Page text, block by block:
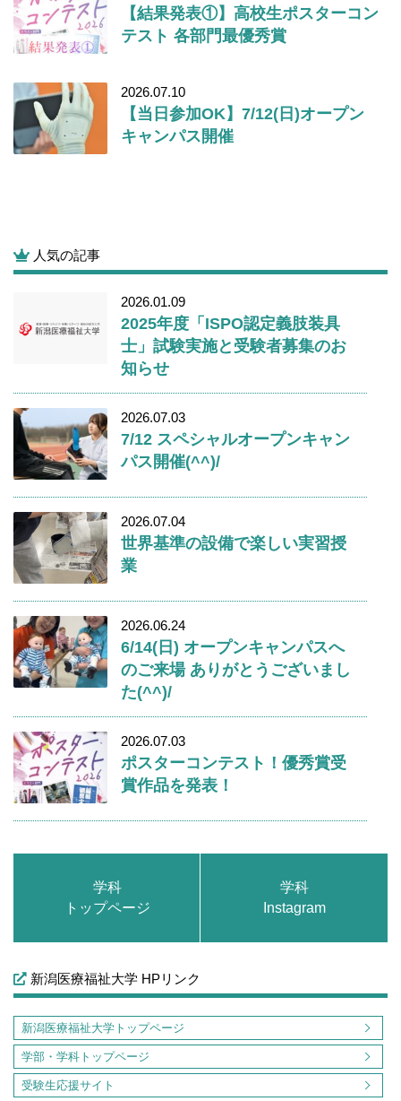
【結果発表①】高校生ポスターコン
テスト 各部門最優秀賞
2026.07.10
【当日参加OK】7/12(日)オープン
キャンパス開催
人気の記事
2026.01.09
2025年度「ISPO認定義肢装具
士」試験実施と受験者募集のお
知らせ
2026.07.03
7/12 スペシャルオープンキャン
パス開催(^^)/
2026.07.04
世界基準の設備で楽しい実習授
業
2026.06.24
6/14(日) オープンキャンパスへ
のご来場 ありがとうございまし
た(^^)/
2026.07.03
ポスターコンテスト！優秀賞受
賞作品を発表！
学科
トップページ
学科
Instagram
新潟医療福祉大学 HPリンク
新潟医療福祉大学トップページ
学部・学科トップページ
受験生応援サイト